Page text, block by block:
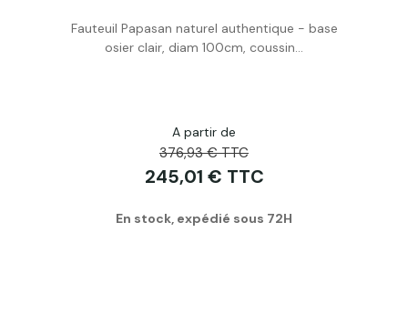
Acheter
Fauteuil Papasan naturel authentique - base
osier clair, diam 100cm, coussin...
A partir de
376,93 € TTC
245,01 € TTC
En stock, expédié sous 72H